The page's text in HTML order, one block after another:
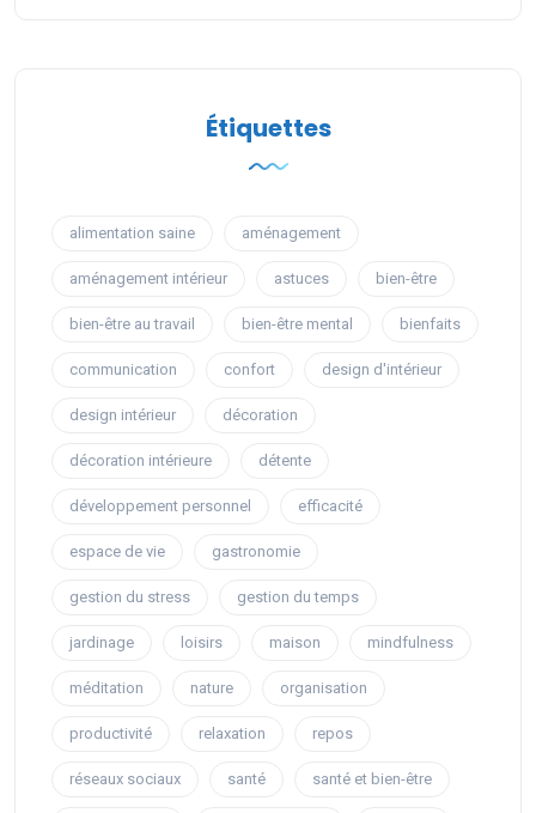
Étiquettes
alimentation saine aménagement
aménagement intérieur astuces bien-être
bien-être au travail bien-être mental bienfaits
communication confort design d'intérieur
design intérieur décoration
décoration intérieure détente
développement personnel efficacité
espace de vie gastronomie
gestion du stress gestion du temps
jardinage loisirs maison mindfulness
méditation nature organisation
productivité relaxation repos
réseaux sociaux santé santé et bien-être